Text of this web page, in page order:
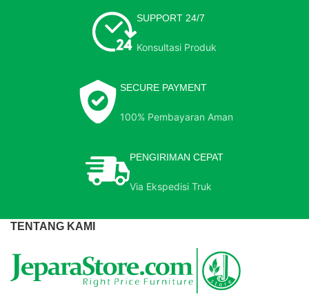
SUPPORT 24/7
Konsultasi Produk
SECURE PAYMENT
100% Pembayaran Aman
PENGIRIMAN CEPAT
Via Ekspedisi Truk
TENTANG KAMI